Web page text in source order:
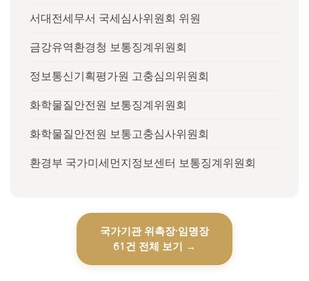
서대전세무서 국세심사위원회 위원
금강유역환경청 보통징계위원회
정보통신기획평가원 고충심의위원회
화학물질안전원 보통징계위원회
화학물질안전원 보통고충심사위원회
환경부 국가미세먼지정보센터 보통징계위원회
국가기관 위촉장·임명장
61건 전체 보기 →